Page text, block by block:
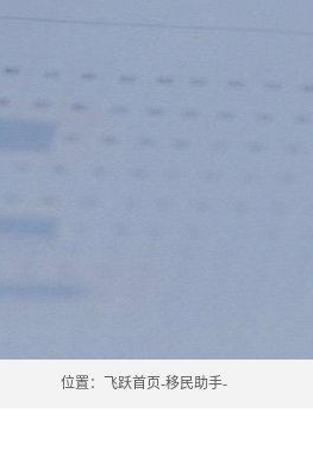
位置： 飞跃首页-移民助手-